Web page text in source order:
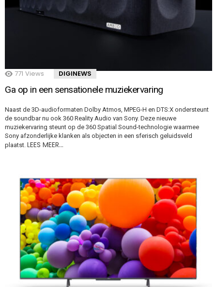
771 Views DIGINEWS
Ga op in een sensationele muziekervaring
Naast de 3D-audioformaten Dolby Atmos, MPEG-H en DTS:X ondersteunt
de soundbar nu ook 360 Reality Audio van Sony. Deze nieuwe
muziekervaring steunt op de 360 Spatial Sound-technologie waarmee
Sony afzonderlijke klanken als objecten in een sferisch geluidsveld
plaatst. LEES MEER…